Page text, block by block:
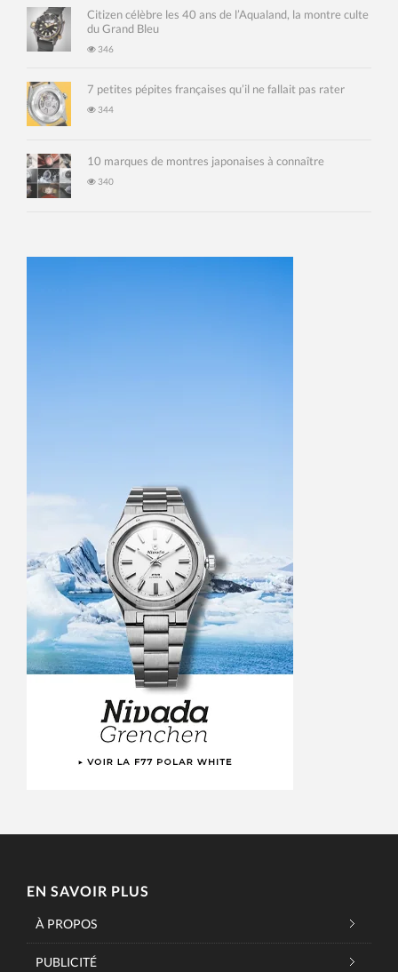
Citizen célèbre les 40 ans de l’Aqualand, la montre culte
du Grand Bleu
346
7 petites pépites françaises qu’il ne fallait pas rater
344
10 marques de montres japonaises à connaître
340
EN SAVOIR PLUS
À PROPOS
PUBLICITÉ